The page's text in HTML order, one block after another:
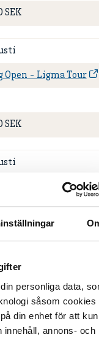
personliga data,
såsom cookies
din enhet för att
innehåll, annons- och
SEK
Open - Ligma Tour
SEK
Open - Final